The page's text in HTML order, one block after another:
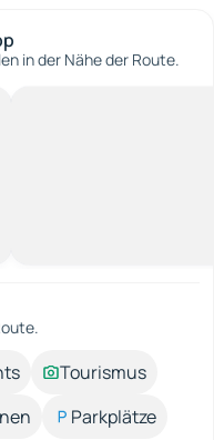
in der Nähe der Route.
Tourismus
Parkplätze